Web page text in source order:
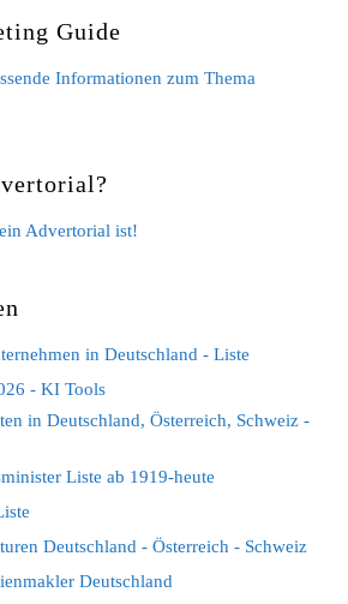
Guide
Informationen zum Thema
Advertorial ist!
in Deutschland - Liste
- KI Tools
in Deutschland, Österreich, Schweiz -
Liste ab 1919-heute
Deutschland - Österreich - Schweiz
Deutschland